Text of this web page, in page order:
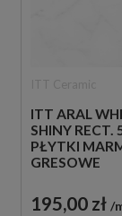
ITT ARAL
SHINY RECT.
PŁYTKI
GRESOWE
195,00 zł